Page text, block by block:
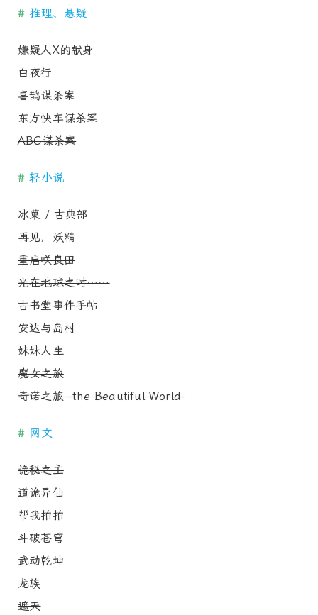
# 推理、悬疑
嫌疑人X的献身
白夜行
喜鹊谋杀案
东方快车谋杀案
ABC谋杀案
# 轻小说
冰菓 / 古典部
再见，妖精
重启咲良田
光在地球之时……
古书堂事件手帖
安达与岛村
妹妹人生
魔女之旅
奇诺之旅 -the Beautiful World-
# 网文
诡秘之主
道诡异仙
帮我拍拍
斗破苍穹
武动乾坤
龙族
遮天